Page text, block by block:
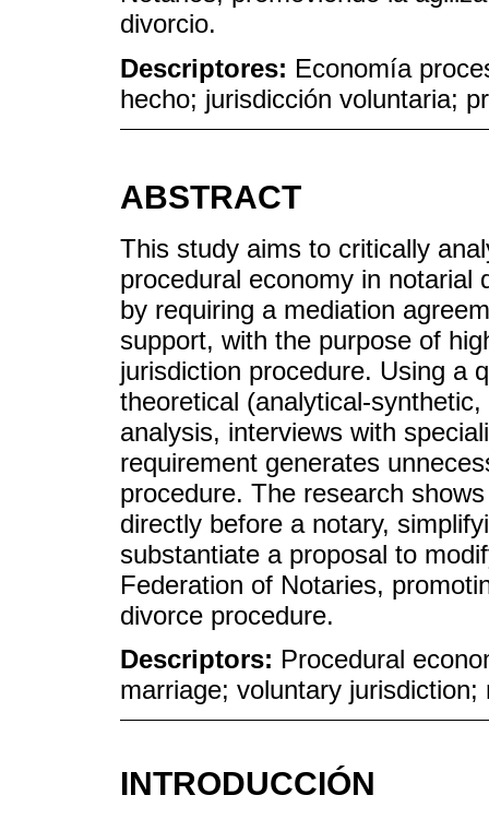
divorcio.
Descriptores: Economía
hecho; jurisdicción voluntaria;
ABSTRACT
This study aims to critically
procedural economy in notarial
by requiring a mediation
support, with the purpose of
jurisdiction procedure. Using a
theoretical (analytical-
analysis, interviews with
requirement generates
procedure. The research
directly before a notary,
substantiate a proposal to
Federation of Notaries,
divorce procedure.
Descriptors: Procedural
marriage; voluntary
INTRODUCCIÓN